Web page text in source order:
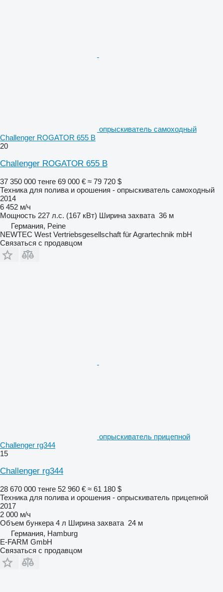
опрыскиватель самоходный
Challenger ROGATOR 655 B
20
Challenger ROGATOR 655 B
37 350 000 тенге 69 000 € ≈ 79 720 $
Техника для полива и орошения - опрыскиватель самоходный
2014
6 452 м/ч
Мощность 227 л.с. (167 кВт) Ширина захвата 36 м
Германия, Peine
NEWTEC West Vertriebsgesellschaft für Agrartechnik mbH
Связаться с продавцом
опрыскиватель прицепной
Challenger rg344
15
Challenger rg344
28 670 000 тенге 52 960 € ≈ 61 180 $
Техника для полива и орошения - опрыскиватель прицепной
2017
2 000 м/ч
Объем бункера 4 л Ширина захвата 24 м
Германия, Hamburg
E-FARM GmbH
Связаться с продавцом